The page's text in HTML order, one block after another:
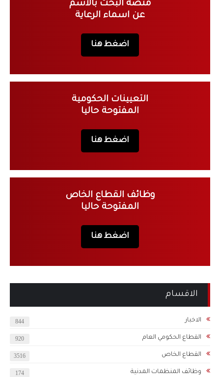
منصة البحث بالاسم
عن اسماء الرعاية
اضغط هنا
التعيينات الحكومية
المفتوحة حاليا
اضغط هنا
وظائف القطاع الخاص
المفتوحة حاليا
اضغط هنا
الاقسام
الاخبار 844
القطاع الحكومي العام 920
القطاع الخاص 3516
وظائف المنظمات المدنية 174